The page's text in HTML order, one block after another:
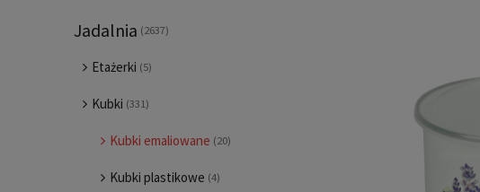
Jadalnia (2637)
Etażerki (5)
Kubki (331)
Kubki emaliowane (20)
Kubki plastikowe (4)